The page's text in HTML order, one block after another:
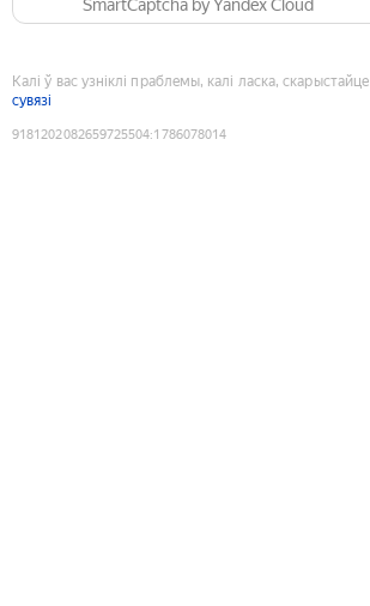
SmartCaptcha by Yandex Cloud
Калі ў вас узніклі праблемы, калі ласка, скарыстайце
сувязі
9181202082659725504:1786078014